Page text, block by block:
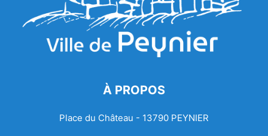
À PROPOS
Place du Château - 13790 PEYNIER